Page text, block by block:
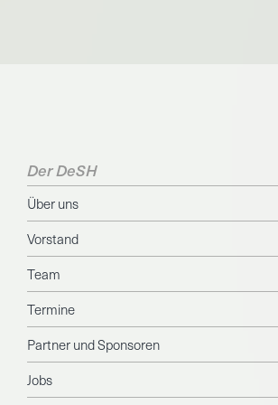
Der DeSH
Über uns
Vorstand
Team
Termine
Partner und Sponsoren
Jobs